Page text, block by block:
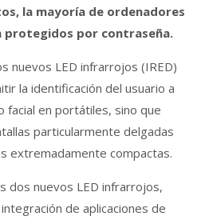
la mayoría de ordenadores
por contraseña.
nuevos LED infrarrojos (IRED)
la identificación del usuario a
facial en portátiles, sino que
particularmente delgadas
extremadamente compactas.
dos nuevos LED infrarrojos,
de aplicaciones de